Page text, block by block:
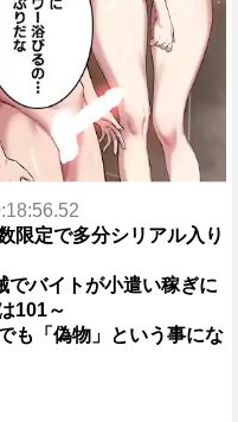
限定で多分シリアル入り
でバイトが小遣い稼ぎに
101～
も「偽物」という事にな